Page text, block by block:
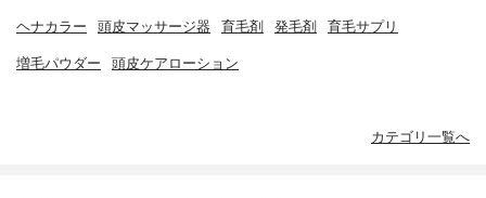
ヘナカラー 頭皮マッサージ器 育毛剤 発毛剤 育毛サプリ
増毛パウダー 頭皮ケアローション
カテゴリ一覧へ